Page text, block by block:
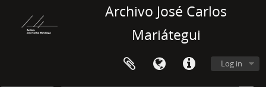
Archivo José Carlos
Mariátegui
Log in